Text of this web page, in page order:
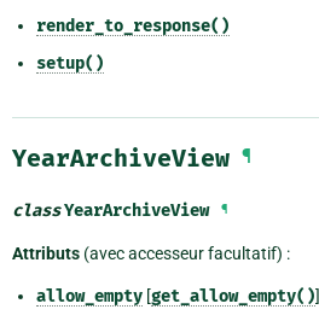
render_to_response()
setup()
YearArchiveView ¶
classYearArchiveView ¶
Attributs (avec accesseur facultatif) :
allow_empty [get_allow_empty()]